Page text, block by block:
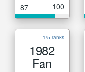
87 100
1/5 ranks
1982
Fan